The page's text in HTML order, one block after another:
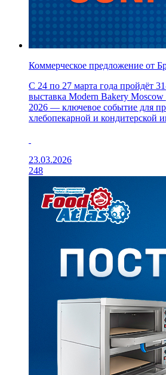
Коммерческое предложение от
С 24 по 27 марта года пройдёт
выставка Modern Bakery
2026 — ключевое событие для
хлебопекарной и кондитерской
23.03.2026
248